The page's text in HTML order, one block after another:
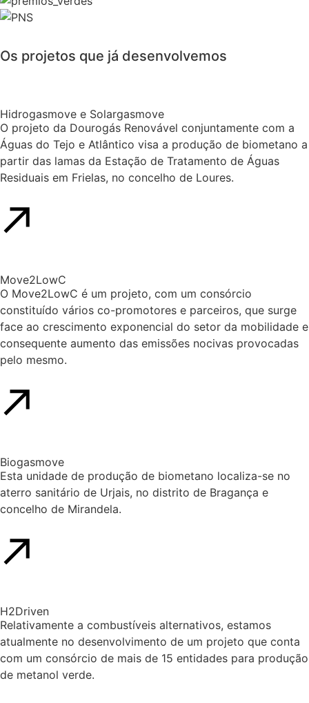
Os projetos que já desenvolvemos
Hidrogasmove e Solargasmove
O projeto da Dourogás Renovável conjuntamente com a
Águas do Tejo e Atlântico visa a produção de biometano a
partir das lamas da Estação de Tratamento de Águas
Residuais em Frielas, no concelho de Loures.
Move2LowC
O Move2LowC é um projeto, com um consórcio
constituído vários co-promotores e parceiros, que surge
face ao crescimento exponencial do setor da mobilidade e
consequente aumento das emissões nocivas provocadas
pelo mesmo.
Biogasmove
Esta unidade de produção de biometano localiza-se no
aterro sanitário de Urjais, no distrito de Bragança e
concelho de Mirandela.
H2Driven​
Relativamente a combustíveis alternativos, estamos
atualmente no desenvolvimento de um projeto que conta
com um consórcio de mais de 15 entidades para produção
de metanol verde.